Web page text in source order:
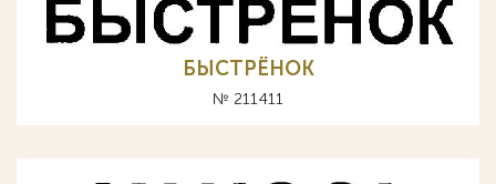
БЫСТРЁНОК
№ 211411